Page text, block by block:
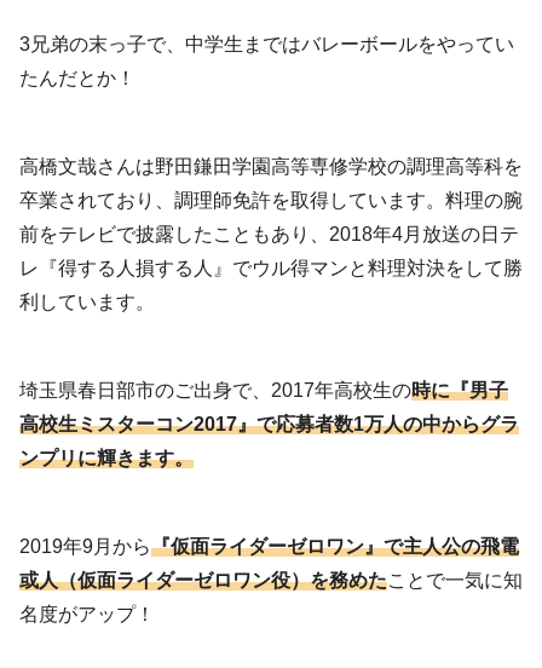
3兄弟の末っ子で、中学生まではバレーボールをやってい
たんだとか！
高橋文哉さんは野田鎌田学園高等専修学校の調理高等科を
卒業されており、調理師免許を取得しています。料理の腕
前をテレビで披露したこともあり、2018年4月放送の日テ
レ『得する人損する人』でウル得マンと料理対決をして勝
利しています。
埼玉県春日部市のご出身で、2017年高校生の時に『男子
高校生ミスターコン2017』で応募者数1万人の中からグラ
ンプリに輝きます。
2019年9月から『仮面ライダーゼロワン』で主人公の飛電
或人（仮面ライダーゼロワン役）を務めたことで一気に知
名度がアップ！